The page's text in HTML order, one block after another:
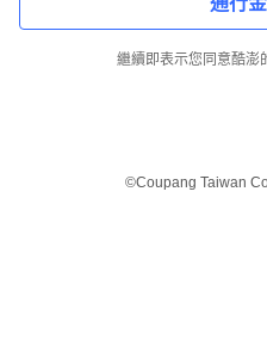
繼續即表示您同意酷澎
©Coupang Taiwan